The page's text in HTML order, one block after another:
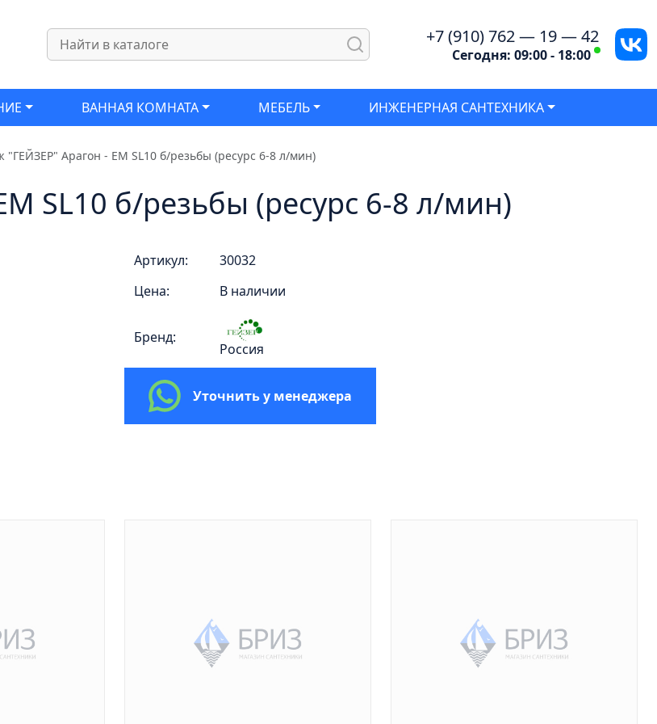
+7 (910) 762 — 19 — 42
Сегодня: 09:00 - 18:00
ВАННАЯ КОМНАТА МЕБЕЛЬ ИНЖЕНЕРНАЯ САНТЕХНИКА
"ГЕЙЗЕР" Арагон - ЕМ SL10 б/резьбы (ресурс 6-8 л/мин)
SL10 б/резьбы (ресурс 6-8 л/мин)
Артикул:
30032
Цена:
В наличии
Бренд:
Россия
Уточнить у менеджера